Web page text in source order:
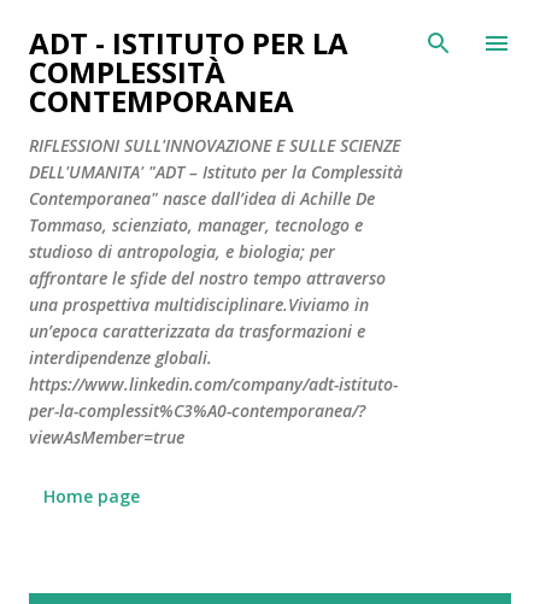
Passa ai contenuti principali
ADT - ISTITUTO PER LA
COMPLESSITÀ
CONTEMPORANEA
RIFLESSIONI SULL'INNOVAZIONE E SULLE SCIENZE
DELL'UMANITA' "ADT – Istituto per la Complessità
Contemporanea" nasce dall’idea di Achille De
Tommaso, scienziato, manager, tecnologo e
studioso di antropologia, e biologia; per
affrontare le sfide del nostro tempo attraverso
una prospettiva multidisciplinare.Viviamo in
un’epoca caratterizzata da trasformazioni e
interdipendenze globali.
https://www.linkedin.com/company/adt-istituto-
per-la-complessit%C3%A0-contemporanea/?
viewAsMember=true
Home page